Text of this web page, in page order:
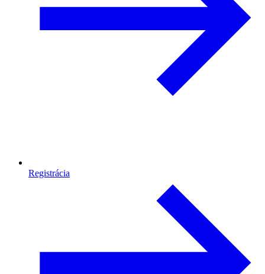
Registrácia